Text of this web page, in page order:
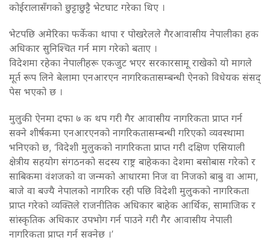
कोईरालासँगको छुट्टाछुट्टै भेटघाट गरेका थिए ।
भेटपछि अमेरिका फर्केका थापा र पोखरेलले गैरआवासीय नेपालीका हक
अधिकार सुनिश्चित गर्न माग गरेको बताए ।
विदेशमा रहेका नेपालीहरू एकजुट भएर सरकारसामू राखेको यो मागले
मूर्त रूप लिने बेलामा एनआरएन नागरिकतासम्बन्धी ऐनको विधेयक संसद्
पेस भएको छ ।
मुलुकी ऐनमा दफा ७ क थप गरी गैर आवासीय नागरिकता प्राप्त गर्न
सक्ने शीर्षकमा एनआरएनको नागरिकतासम्बन्धी गरिएको व्यवस्थामा
भनिएको छ, ‘विदेशी मुलुकको नागरिकता प्राप्त गरी दक्षिण एसियाली
क्षेत्रीय सहयोग संगठनको सदस्य राष्ट्र बाहेकका देशमा बसोबास गरेको र
साबिकमा वंशजको वा जन्मको आधारमा निज वा निजको बाबु वा आमा,
बाजे वा बज्यै नेपालको नागरिक रही पछि विदेशी मुलुकको नागरिकता
प्राप्त गरेको व्यक्तिले राजनीतिक अधिकार बाहेक आर्थिक, सामाजिक र
सांस्कृतिक अधिकार उपभोग गर्न पाउने गरी गैर आवासीय नेपाली
नागरिकता प्राप्त गर्न सक्नेछ ।’